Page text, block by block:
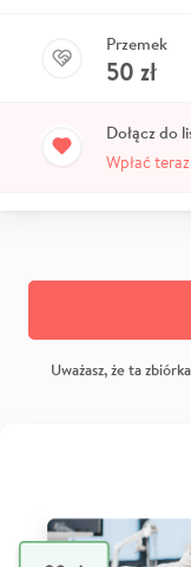
Przemek
50 zł
Dołącz do
Wpłać teraz
Uważasz, że ta